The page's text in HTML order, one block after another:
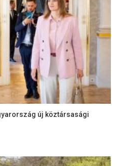
új köztársasági